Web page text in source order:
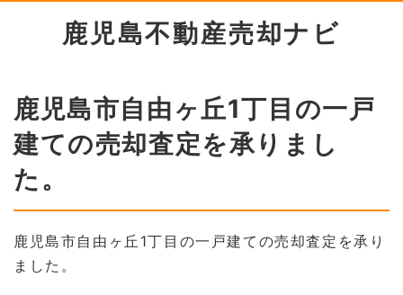
鹿児島不動産売却ナビ
鹿児島市自由ヶ丘1丁目の一戸
建ての売却査定を承りまし
た。
鹿児島市自由ヶ丘1丁目の一戸建ての売却査定を承り
ました。